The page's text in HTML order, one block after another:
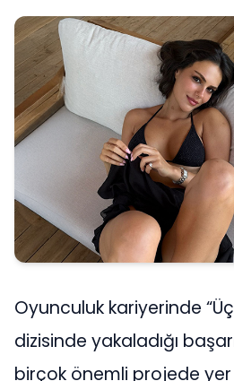
Oyunculuk kariyerinde “Üç
dizisinde yakaladığı
birçok önemli projede